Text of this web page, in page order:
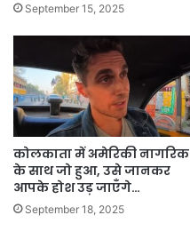
September 15, 2025
कोलकाता में अमेरिकी नागरिक
के साथ जो हुआ, उसे जानकर
आपके होश उड़ जाएँगे…
September 18, 2025